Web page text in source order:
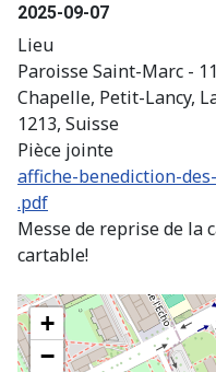
2025-09-07
Lieu
Paroisse Saint-Marc -
Chapelle, Petit-Lancy,
1213, Suisse
Pièce jointe
affiche-benediction-
.pdf
Messe de reprise de la
cartable!
+
−